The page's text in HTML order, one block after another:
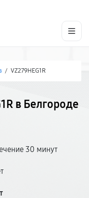
/ VZ279HEG1R
в Белгороде
30 минут